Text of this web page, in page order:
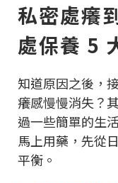
私密處癢
處保養 5
知道原因之後，
癢感慢慢消失？
過一些簡單的生
馬上用藥，先從
平衡。